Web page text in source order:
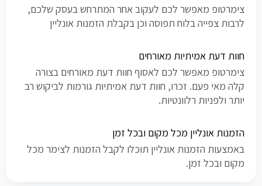
צימרטופ מאפשר לכם לעקוב אחר המתרחש בעסק שלכם,
לרבות צפייה בלוח תפוסה וכן בקבלת הזמנות אונליין
חוות דעת אמיתיות מאורחים
צימרטופ מאפשר לכם לאסוף חוות דעת מאורחים בצורה
קלה מאי פעם. זכרו, חוות דעת אמיתיות גורמות לביקוש רב
יותר ולפניות רלוונטיות.
הזמנות אונליין מכל מקום ובכל זמן
באמצעות הזמנות אונליין תוכלו לקבל הזמנות לצימר מכל
מקום ובכל זמן.